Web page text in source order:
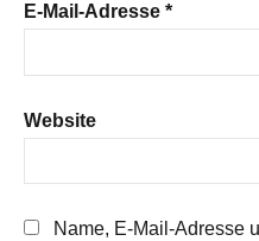
E-Mail-Adresse *
Website
Name, E-Mail-Adresse